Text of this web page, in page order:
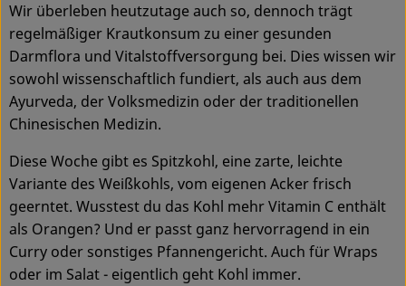
Über uns
Blog & Aktuelles
Service
Wir überleben heutzutage auch so, dennoch trägt
regelmäßiger Krautkonsum zu einer gesunden
Darmflora und Vitalstoffversorgung bei. Dies wissen wir
sowohl wissenschaftlich fundiert, als auch aus dem
Ayurveda, der Volksmedizin oder der traditionellen
Chinesischen Medizin.
Diese Woche gibt es Spitzkohl, eine zarte, leichte
Variante des Weißkohls, vom eigenen Acker frisch
geerntet. Wusstest du das Kohl mehr Vitamin C enthält
als Orangen? Und er passt ganz hervorragend in ein
Curry oder sonstiges Pfannengericht. Auch für Wraps
oder im Salat - eigentlich geht Kohl immer.